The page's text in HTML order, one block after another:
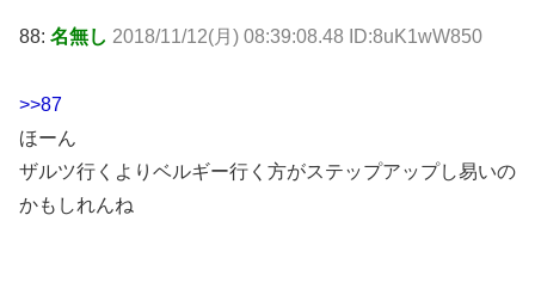
88: 名無し 2018/11/12(月) 08:39:08.48 ID:8uK1wW850
>>87
ほーん
ザルツ行くよりベルギー行く方がステップアップし易いの
かもしれんね